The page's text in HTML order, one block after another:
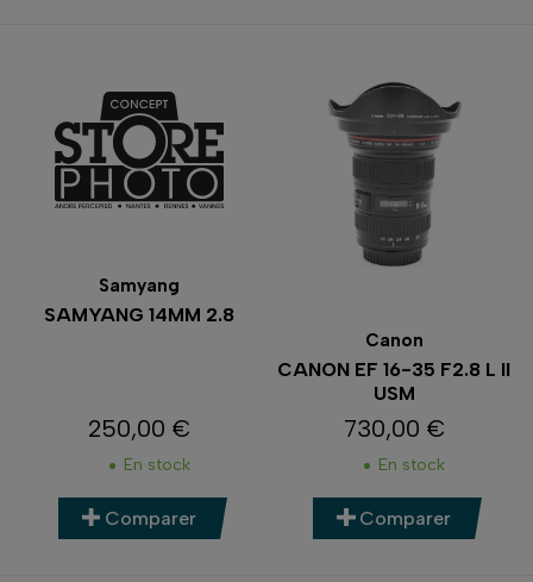
Samyang
SAMYANG 14MM 2.8
Prix
250,00 €
En stock
Comparer
Canon
CANON EF 16-35 F2.8 L II
USM
Prix
730,00 €
En stock
Comparer